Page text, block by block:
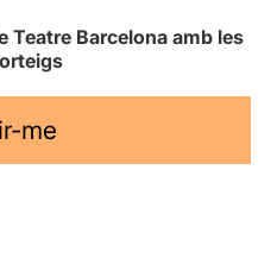
Teatre Barcelona amb les
me